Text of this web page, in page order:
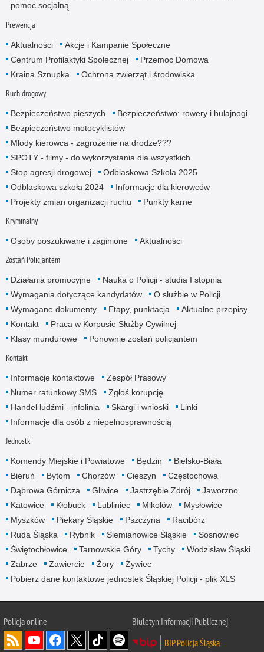
pomoc socjalną
Prewencja
Aktualności
Akcje i Kampanie Społeczne
Centrum Profilaktyki Społecznej
Przemoc Domowa
Kraina Sznupka
Ochrona zwierząt i środowiska
Ruch drogowy
Bezpieczeństwo pieszych
Bezpieczeństwo: rowery i hulajnogi
Bezpieczeństwo motocyklistów
Młody kierowca - zagrożenie na drodze???
SPOTY - filmy - do wykorzystania dla wszystkich
Stop agresji drogowej
Odblaskowa Szkoła 2025
Odblaskowa szkoła 2024
Informacje dla kierowców
Projekty zmian organizacji ruchu
Punkty karne
Kryminalny
Osoby poszukiwane i zaginione Aktualności
Zostań Policjantem
Działania promocyjne
Nauka o Policji - studia I stopnia
Wymagania dotyczące kandydatów
O służbie w Policji
Wymagane dokumenty
Etapy, punktacja
Aktualne przepisy
Kontakt
Praca w Korpusie Służby Cywilnej
Klasy mundurowe
Ponownie zostań policjantem
Kontakt
Informacje kontaktowe
Zespół Prasowy
Numer ratunkowy SMS
Zgłoś korupcję
Handel ludźmi - infolinia
Skargi i wnioski
Linki
Informacje dla osób z niepełnosprawnością
Jednostki
Komendy Miejskie i Powiatowe Będzin
Bielsko-Biała
Bieruń
Bytom Chorzów Cieszyn
Częstochowa
Dąbrowa Górnicza
Gliwice Jastrzębie Zdrój
Jaworzno
Katowice
Kłobuck Lubliniec Mikołów
Mysłowice
Myszków
Piekary Śląskie Pszczyna
Racibórz
Ruda Śląska
Rybnik Siemianowice Śląskie
Sosnowiec
Świętochłowice
Tarnowskie Góry Tychy
Wodzisław Śląski
Zabrze
Zawiercie Żory
Żywiec
Pobierz dane kontaktowe jednostek Śląskiej Policji - plik XLS
Policja online
Biuletyn Informacji Publicznej
BIP Policja Śląska